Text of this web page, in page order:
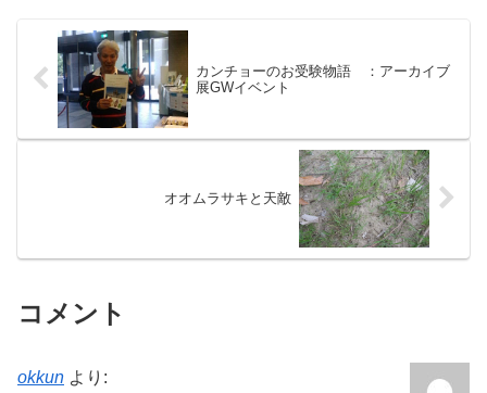
カンチョーのお受験物語 ：アーカイブ
展GWイベント
オオムラサキと天敵
コメント
okkun より: